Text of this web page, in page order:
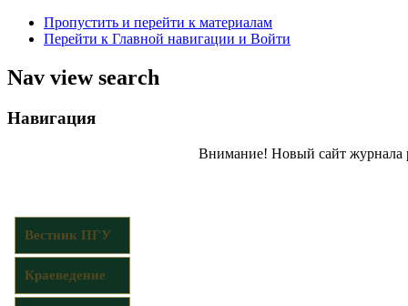
Пропустить и перейти к материалам
Перейти к Главной навигации и Войти
Nav view search
Навигация
Внимание! Новый сайт журнала
Вестник ПГУ
Краеведение